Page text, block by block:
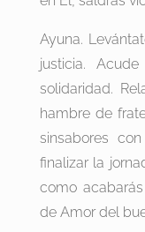
Ayuna.
justicia.
solidaridad.
hambre de
sinsabores
finalizar la
como
de Amor del